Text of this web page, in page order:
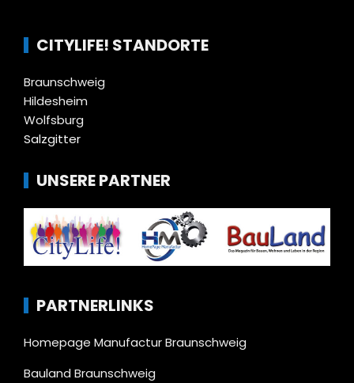
CITYLIFE! STANDORTE
Braunschweig
Hildesheim
Wolfsburg
Salzgitter
UNSERE PARTNER
PARTNERLINKS
Homepage Manufactur Braunschweig
Bauland Braunschweig